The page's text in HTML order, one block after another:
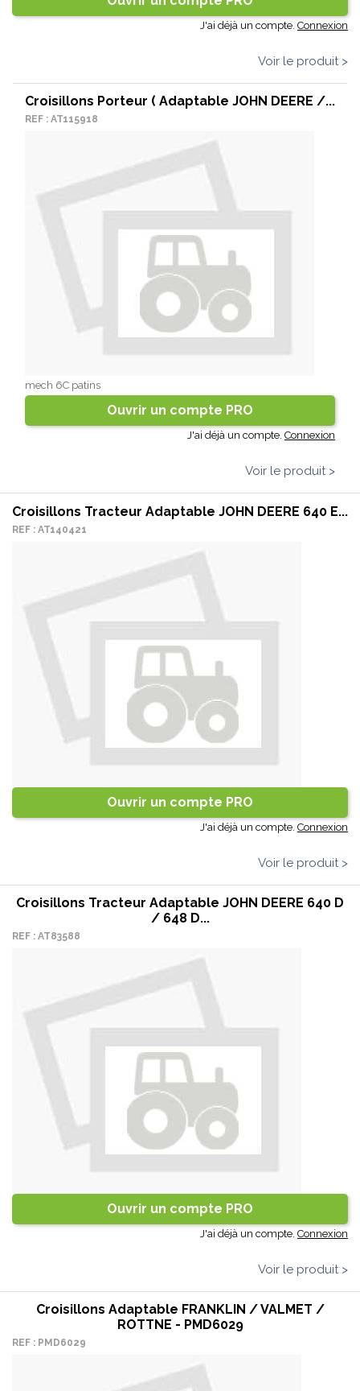
J'ai déjà un compte. Connexion
Voir le produit >
Croisillons Porteur ( Adaptable JOHN DEERE /...
REF : AT115918
mech 6C patins
Ouvrir un compte PRO
J'ai déjà un compte. Connexion
Voir le produit >
Croisillons Tracteur Adaptable JOHN DEERE 640 E...
REF : AT140421
Ouvrir un compte PRO
J'ai déjà un compte. Connexion
Voir le produit >
Croisillons Tracteur Adaptable JOHN DEERE 640 D
/ 648 D...
REF : AT83588
Ouvrir un compte PRO
J'ai déjà un compte. Connexion
Voir le produit >
Croisillons Adaptable FRANKLIN / VALMET /
ROTTNE - PMD6029
REF : PMD6029